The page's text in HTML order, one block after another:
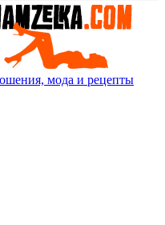
мода и рецепты